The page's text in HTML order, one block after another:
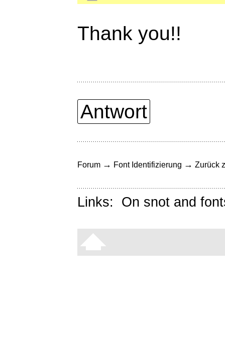
Thank you!!
Antwort
Forum → Font Identifizierung → Zurück
Links: On snot and